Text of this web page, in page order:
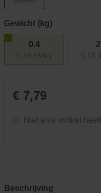
Gewicht (kg)
0.4
€ 19,48/kg
2
€
€ 7,79
Niet elke winkel
Beschrijving